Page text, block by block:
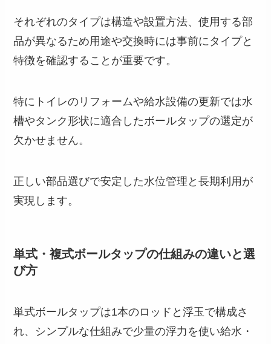
それぞれのタイプは構造や設置方法、使用する部
品が異なるため用途や交換時には事前にタイプと
特徴を確認することが重要です。
特にトイレのリフォームや給水設備の更新では水
槽やタンク形状に適合したボールタップの選定が
欠かせません。
正しい部品選びで安定した水位管理と長期利用が
実現します。
単式・複式ボールタップの仕組みの違いと選
び方
単式ボールタップは1本のロッドと浮玉で構成さ
れ、シンプルな仕組みで少量の浮力を使い給水・